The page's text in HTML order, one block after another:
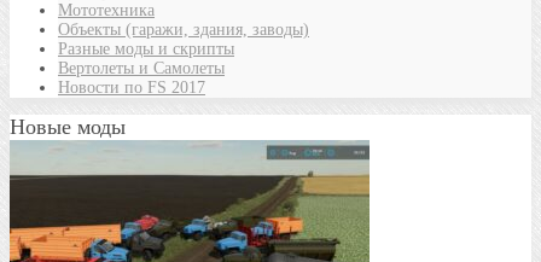
Мототехника
Объекты (гаражи, здания, заводы)
Разные моды и скрипты
Вертолеты и Самолеты
Новости по FS 2017
Новые моды